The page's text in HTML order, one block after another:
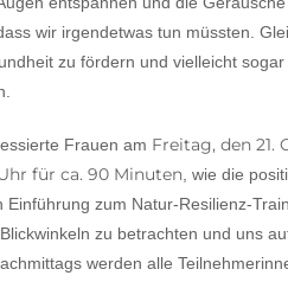
wir irgendetwas tun müssten.
zu fördern und vielleicht
Frauen am Freitag, den 21.
für ca. 90 Minuten , wie die
zum Natur-Resilienz-
zu betrachten und uns
werden alle